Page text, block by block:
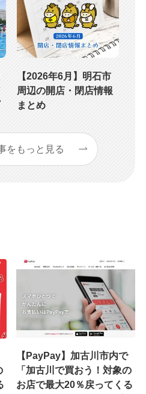
【2026年6月】明石市
周辺の開店・閉店情報
まとめ
をもっと見る
【PayPay】加古川市内で
「加古川で買おう！対象の
お店で最大20％戻ってくる